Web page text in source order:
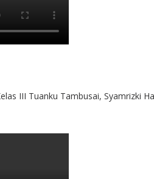
III Tuanku Tambusai, Syamrizki